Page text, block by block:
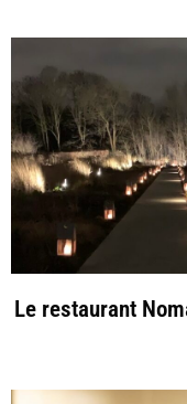
Le restaurant